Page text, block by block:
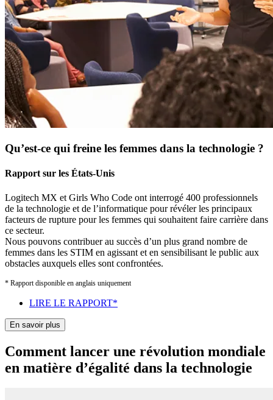
Qu’est-ce qui freine les femmes dans la technologie ?
Rapport sur les États-Unis
Logitech MX et Girls Who Code ont interrogé 400 professionnels
de la technologie et de l’informatique pour révéler les principaux
facteurs de rupture pour les femmes qui souhaitent faire carrière dans
ce secteur.
Nous pouvons contribuer au succès d’un plus grand nombre de
femmes dans les STIM en agissant et en sensibilisant le public aux
obstacles auxquels elles sont confrontées.
* Rapport disponible en anglais uniquement
LIRE LE RAPPORT*
En savoir plus
Comment lancer une révolution mondiale
en matière d’égalité dans la technologie